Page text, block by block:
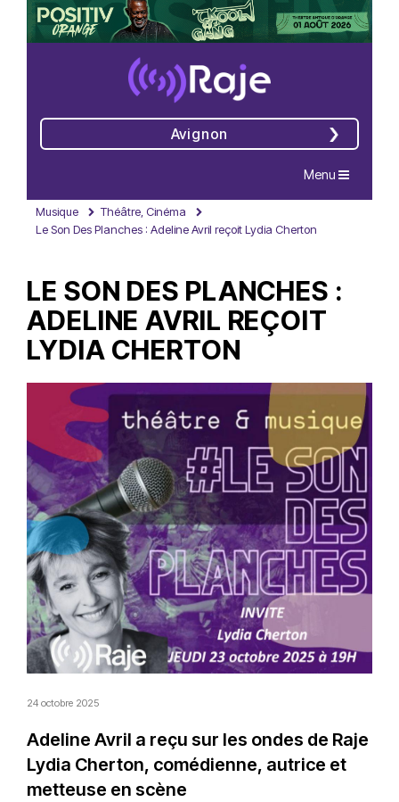
Avignon
Navigation
Menu
Musique
Théâtre, Cinéma
Le Son Des Planches : Adeline Avril reçoit Lydia Cherton
LE SON DES PLANCHES :
ADELINE AVRIL REÇOIT
LYDIA CHERTON
24 octobre 2025
Adeline Avril a reçu sur les ondes de Raje
Lydia Cherton, comédienne, autrice et
metteuse en scène